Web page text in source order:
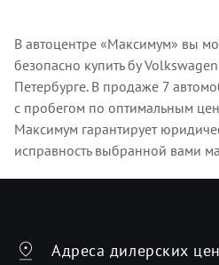
В автоцентре «Максимум» вы
безопасно купить бу
Петербурге. В продаже 7
с пробегом по оптимальным
Максимум гарантирует
исправность выбранной вами
Адреса дилерских